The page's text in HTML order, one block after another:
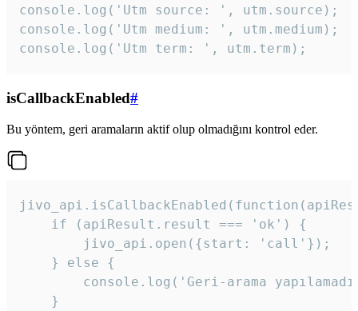
console.log('Utm source: ', utm.source);
console.log('Utm medium: ', utm.medium);
console.log('Utm term: ', utm.term);
isCallbackEnabled#
Bu yöntem, geri aramaların aktif olup olmadığını kontrol eder.
    if (apiResult.result === 'ok') {
        jivo_api.open({start: 'call'});
    } else {
console.log('Geri-arama
    }